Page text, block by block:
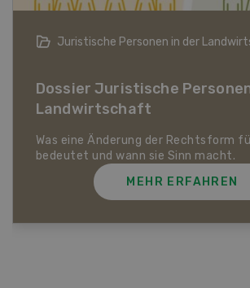
Bio-Artikel
Dossier Bio-Artikel
MEHR ERFAHREN